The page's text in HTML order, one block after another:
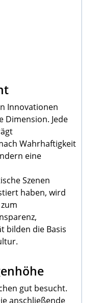
Innovationen
Dimension. Jede
Wahrhaftigkeit
eine
Szenen
haben, wird
bilden die Basis
gut besucht.
anschließende